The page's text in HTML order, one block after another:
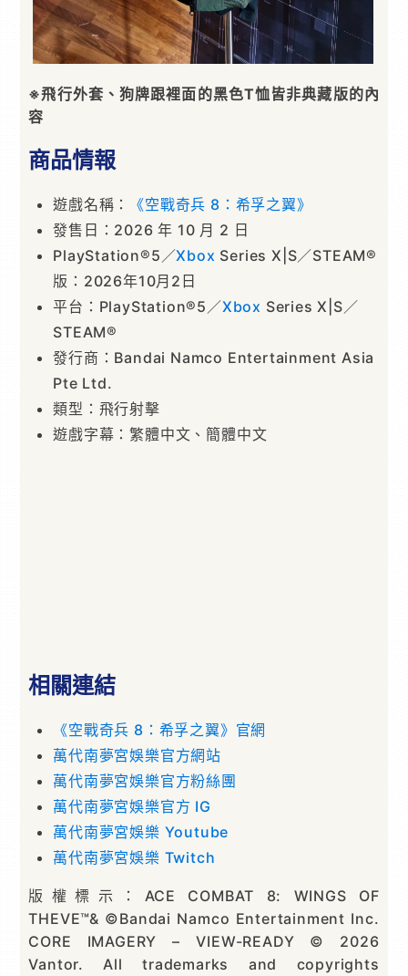
※飛行外套、狗牌跟裡面的黑色T恤皆非典藏版的內
容
商品情報
遊戲名稱：
《空戰奇兵 8：希孚之翼》
發售日：2026 年 10 月 2 日
PlayStation®5／Xbox Series X|S／STEAM®
版：2026年10月2日
平台：PlayStation®5／Xbox Series X|S／
STEAM®
發行商：Bandai Namco Entertainment Asia
Pte Ltd.
類型：飛行射擊
遊戲字幕：繁體中文、簡體中文
相關連結
《空戰奇兵 8：希孚之翼》官網
萬代南夢宮娛樂官方網站
萬代南夢宮娛樂官方粉絲團
萬代南夢宮娛樂官方 IG
萬代南夢宮娛樂 Youtube
萬代南夢宮娛樂 Twitch
版權標示：ACE COMBAT 8: WINGS OF
THEVE™& ©Bandai Namco Entertainment Inc.
CORE IMAGERY – VIEW-READY © 2026
Vantor. All trademarks and copyrights